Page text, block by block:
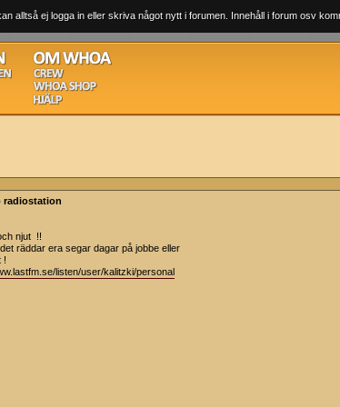
alltså ej logga in eller skriva något nytt i forumen. Innehåll i forum osv
radiostation
njut !!
räddar era segar dagar på jobbe eller
!
listen/user/kalitzki/personal